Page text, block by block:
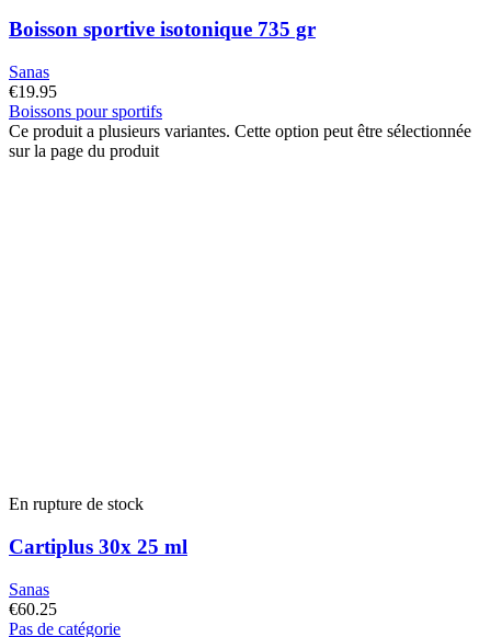
Boisson sportive isotonique 735 gr
Sanas
€19.95
Boissons pour sportifs
Ce produit a plusieurs variantes. Cette option peut être sélectionnée
sur la page du produit
En rupture de stock
Cartiplus 30x 25 ml
Sanas
€60.25
Pas de catégorie